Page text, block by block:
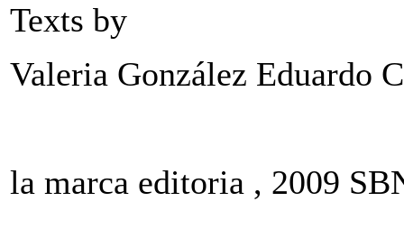
Texts by
Valeria González Eduardo
la marca editoria , 2009